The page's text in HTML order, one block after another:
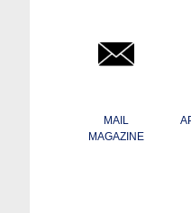
MAIL
MAGAZINE